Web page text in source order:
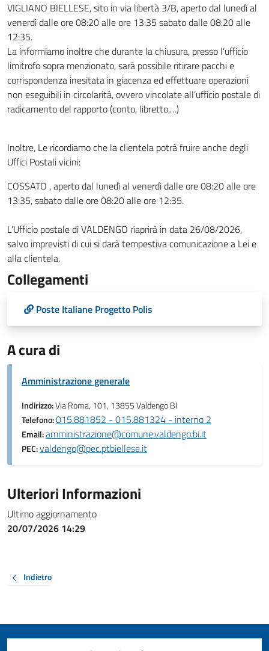
VIGLIANO BIELLESE, sito in via libertà 3/B, aperto dal lunedì al
venerdì dalle ore 08:20 alle ore 13:35 sabato dalle 08:20 alle
12:35.
La informiamo inoltre che durante la chiusura, presso l’ufficio
limitrofo sopra menzionato, sarà possibile ritirare pacchi e
corrispondenza inesitata in giacenza ed effettuare operazioni
non eseguibili in circolarità, ovvero vincolate all’ufficio postale di
radicamento del rapporto (conto, libretto,…)
Inoltre, Le ricordiamo che la clientela potrà fruire anche degli
Uffici Postali vicini:
COSSATO , aperto dal lunedì al venerdì dalle ore 08:20 alle ore
13:35, sabato dalle ore 08:20 alle ore 12:35.
L’Ufficio postale di VALDENGO riaprirà in data 26/08/2026,
salvo imprevisti di cui si darà tempestiva comunicazione a Lei e
alla clientela.
Collegamenti
Poste Italiane Progetto Polis
A cura di
Amministrazione generale
Indirizzo:Via Roma, 101, 13855 Valdengo BI
Telefono:015.881852 - 015.881324 - interno 2
Email:amministrazione@comune.valdengo.bi.it
PEC:valdengo@pec.ptbiellese.it
Ulteriori Informazioni
Ultimo aggiornamento
20/07/2026 14:29
Indietro